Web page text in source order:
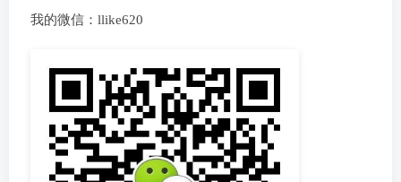
我的微信：llike620